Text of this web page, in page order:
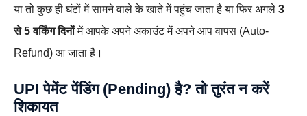
या तो कुछ ही घंटों में सामने वाले के खाते में पहुंच जाता है या फिर अगले 3
से 5 वर्किंग दिनोंमें आपके अपने अकाउंट में अपने आप वापस (Auto-
Refund) आ जाता है।
UPI पेमेंट पेंडिंग (Pending) है? तो तुरंत न करें
शिकायत